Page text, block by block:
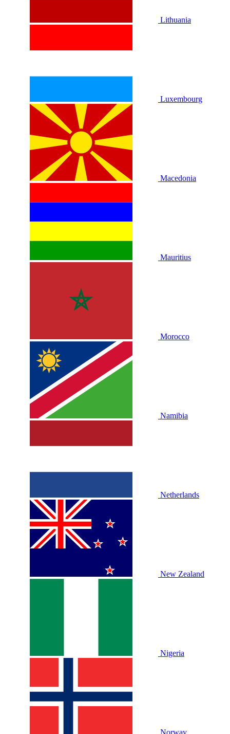
Lithuania
Luxembourg
Macedonia
Mauritius
Morocco
Namibia
Netherlands
New Zealand
Nigeria
Norway